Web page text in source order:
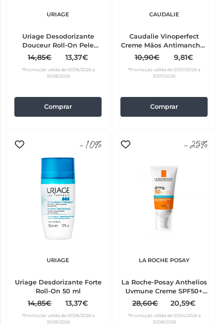
URIAGE
Uriage Desodorizante
Douceur Roll-On Pele
Sensível 50 ml
14,85€ 13,37€
*Promoção válida de 01/08/2026 a
31/08/2026
Comprar
CAUDALIE
Caudalie Vinoperfect
Creme Mãos Antimanchas
50 ml
10,90€ 9,81€
*Promoção válida de 01/07/2026 a
31/07/2026
Comprar
-10%
URIAGE
Uriage Desdorizante Forte
Roll-On 50 ml
14,85€ 13,37€
*Promoção válida de 01/08/2026 a
31/08/2026
-25%
LA ROCHE POSAY
La Roche-Posay Anthelios
Uvmune Creme SPF50+
50ml
28,60€ 20,59€
*Promoção válida de 01/04/2026 a
31/08/2026